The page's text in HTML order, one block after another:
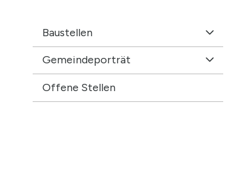
Baustellen
Gemeindeporträt
Offene Stellen